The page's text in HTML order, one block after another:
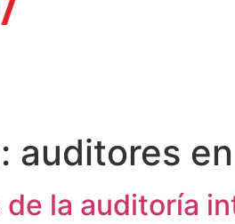
auditores
la auditoría